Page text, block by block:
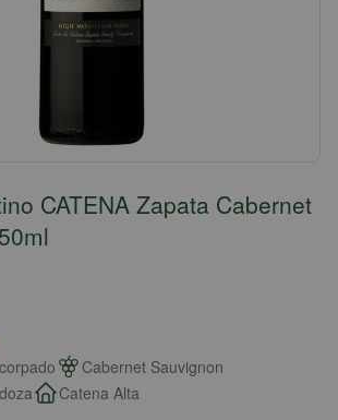
CATENA Zapata Cabernet
Cabernet Sauvignon
Catena Alta